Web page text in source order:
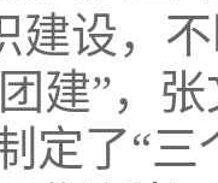
建设，
建”，
定了“